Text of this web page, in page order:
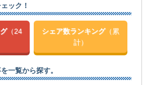
ック！
（24
シェア数ランキング（累
計）
一覧から探す。